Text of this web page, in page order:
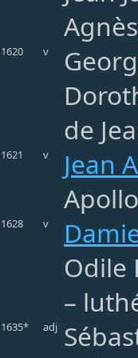
1620 v
de
1621 v
Jean
1628 v
Odile
–
1635* adj